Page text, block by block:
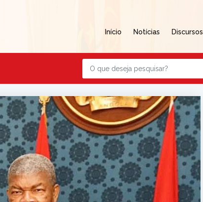
Início Notícias Discursos